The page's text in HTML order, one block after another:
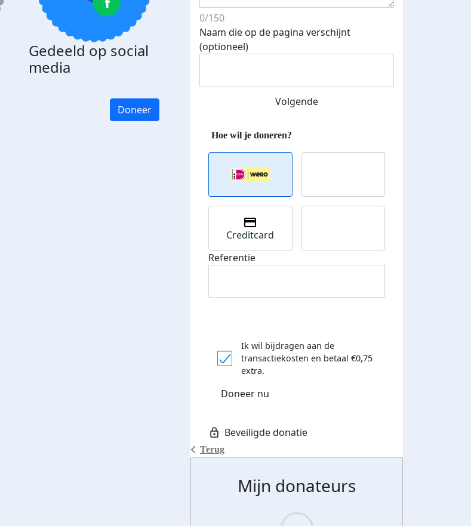
Gedeeld op social
media
Doneer
0/150
Naam die op de pagina verschijnt
(optioneel)
Volgende
Terug
Creditcard
Referentie
Ik wil bijdragen aan de
transactiekosten en betaal €0,75
extra.
Doneer nu
Mijn donateurs